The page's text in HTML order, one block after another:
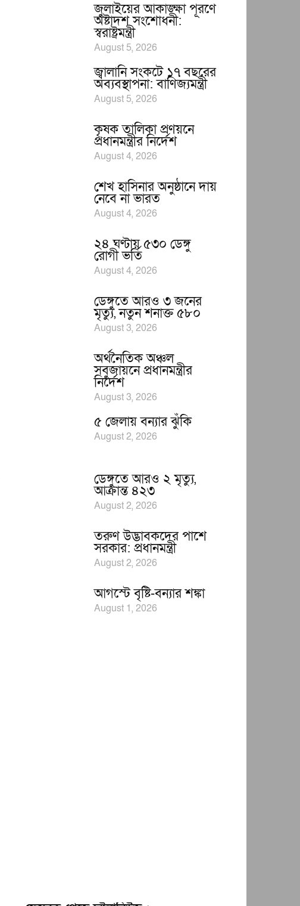
জুলাইয়ের আকাঙ্ক্ষা পূরণে
অষ্টাদশ সংশোধনী:
স্বরাষ্ট্রমন্ত্রী
August 5, 2026
জ্বালানি সংকটে ১৭ বছরের
অব্যবস্থাপনা: বাণিজ্যমন্ত্রী
August 5, 2026
কৃষক তালিকা প্রণয়নে
প্রধানমন্ত্রীর নির্দেশ
August 4, 2026
শেখ হাসিনার অনুষ্ঠানে দায়
নেবে না ভারত
August 4, 2026
২৪ ঘণ্টায় ৫৩০ ডেঙ্গু
রোগী ভর্তি
August 4, 2026
ডেঙ্গুতে আরও ৩ জনের
মৃত্যু, নতুন শনাক্ত ৫৮০
August 3, 2026
অর্থনৈতিক অঞ্চল
সবুজায়নে প্রধানমন্ত্রীর
নির্দেশ
August 3, 2026
৫ জেলায় বন্যার ঝুঁকি
August 2, 2026
ডেঙ্গুতে আরও ২ মৃত্যু,
আক্রান্ত ৪২৩
August 2, 2026
তরুণ উদ্ভাবকদের পাশে
সরকার: প্রধানমন্ত্রী
August 2, 2026
আগস্টে বৃষ্টি-বন্যার শঙ্কা
August 1, 2026